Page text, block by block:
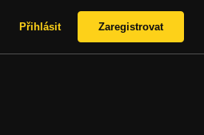
Přihlásit Zaregistrovat